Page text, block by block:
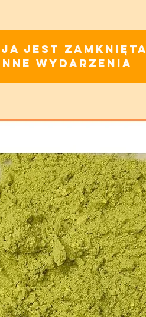
jest zamknięta
wydarzenia